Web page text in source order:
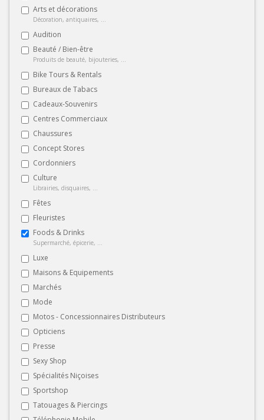
Arts et décorations
Décoration, antiquaires, ...
Audition
Beauté / Bien-être
Produits de beauté, bijouteries, ...
Bike Tours & Rentals
Bureaux de Tabacs
Cadeaux-Souvenirs
Centres Commerciaux
Chaussures
Concept Stores
Cordonniers
Culture
Librairies, disquaires, ...
Fêtes
Fleuristes
Foods & Drinks
Supermarché, épicerie, ...
Luxe
Maisons & Equipements
Marchés
Mode
Motos - Concessionnaires Distributeurs
Opticiens
Presse
Sexy Shop
Spécialités Niçoises
Sportshop
Tatouages & Piercings